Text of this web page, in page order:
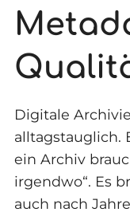
Digitale
alltagstauglich.
ein Archiv
irgendwo“. Es
auch nach